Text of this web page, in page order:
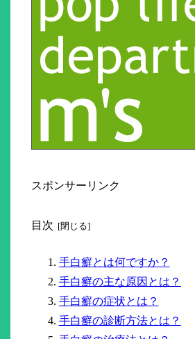
スポンサーリンク
目次
手白癬とは何ですか？
手白癬の主な原因とは？
手白癬の症状とは？
手白癬の診断方法とは？